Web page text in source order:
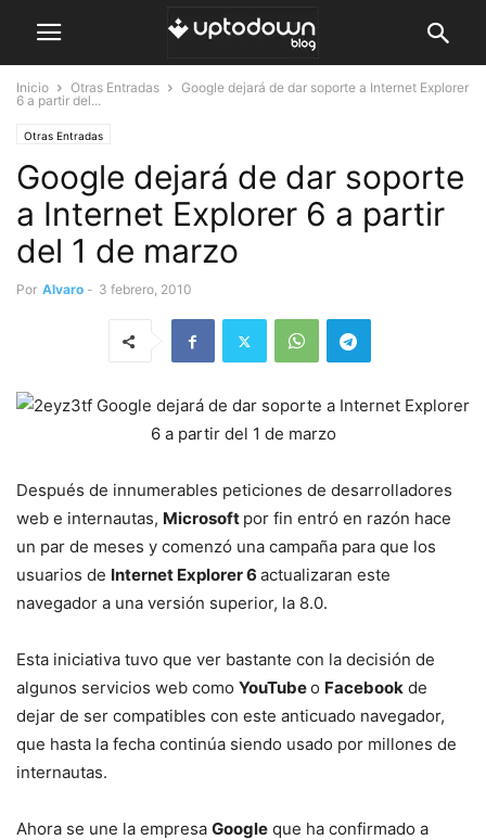
Inicio Otras Entradas
Google dejará de dar soporte a Internet Explorer
6 a partir del...
Otras Entradas
Google dejará de dar soporte
a Internet Explorer 6 a partir
del 1 de marzo
Por Alvaro - 3 febrero, 2010
Después de innumerables peticiones de desarrolladores
web e internautas, Microsoft por fin entró en razón hace
un par de meses y comenzó una campaña para que los
usuarios de Internet Explorer 6 actualizaran este
navegador a una versión superior, la 8.0.
Esta iniciativa tuvo que ver bastante con la decisión de
algunos servicios web como YouTubeo Facebook de
dejar de ser compatibles con este anticuado navegador,
que hasta la fecha continúa siendo usado por millones de
internautas.
Ahora se une la empresa Google que ha confirmado a